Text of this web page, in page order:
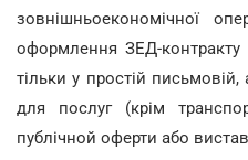
зовнішньоекономічної
оформлення ЗЕД-
тільки у простій
для послуг (крім
публічной оферти або